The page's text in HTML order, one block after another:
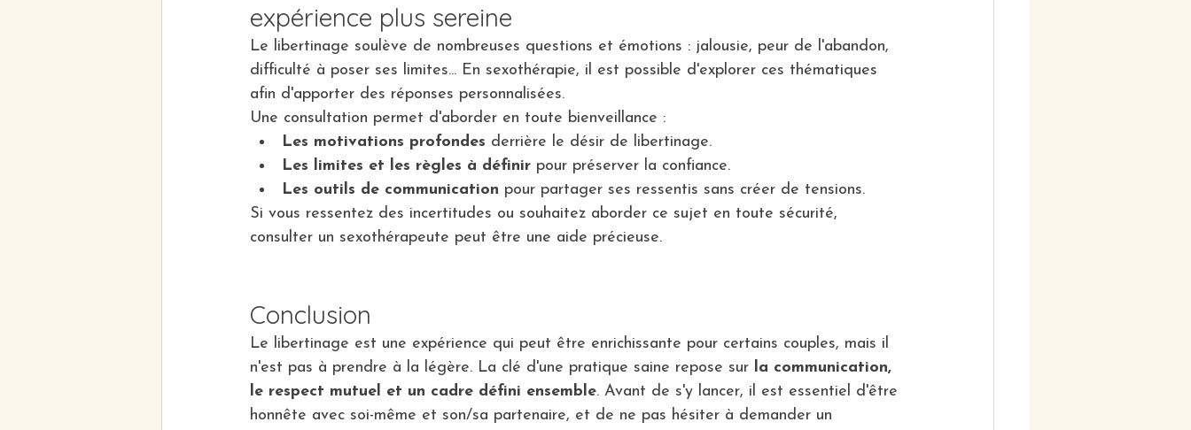
expérience plus sereine
Le libertinage soulève de nombreuses questions et émotions : jalousie, peur de l'abandon,
difficulté à poser ses limites... En sexothérapie, il est possible d'explorer ces thématiques
afin d'apporter des réponses personnalisées.
Une consultation permet d'aborder en toute bienveillance :
Les motivations profondes derrière le désir de libertinage.
Les limites et les règles à définir pour préserver la confiance.
Les outils de communication pour partager ses ressentis sans créer de tensions.
Si vous ressentez des incertitudes ou souhaitez aborder ce sujet en toute sécurité,
consulter un sexothérapeute peut être une aide précieuse.
Conclusion
Le libertinage est une expérience qui peut être enrichissante pour certains couples, mais il
n'est pas à prendre à la légère. La clé d'une pratique saine repose sur la communication,
le respect mutuel et un cadre défini ensemble. Avant de s'y lancer, il est essentiel d'être
honnête avec soi-même et son/sa partenaire, et de ne pas hésiter à demander un